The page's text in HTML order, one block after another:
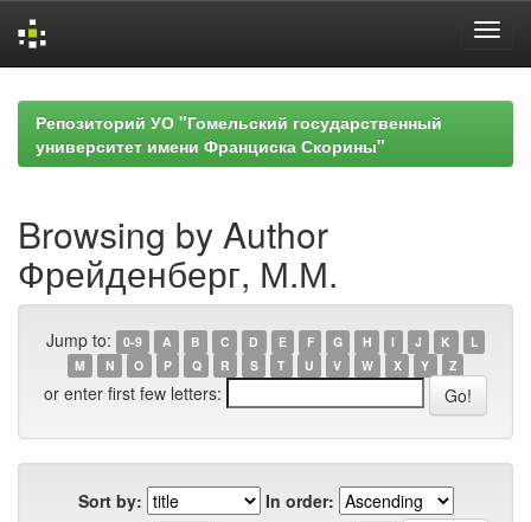
navigationРепозиторий УО "Гомельский государственный
университет имени Франциска Скорины"
Browsing by Author
Фрейденберг, М.М.
Jump to: 0-9 A B C D E F G H I J K
L
M
N O P Q R S T U V W X Y Z
or enter first few letters:
Sort by:
In order: